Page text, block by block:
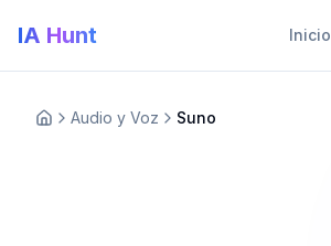
IA Hunt Inicio
Audio y Voz Suno